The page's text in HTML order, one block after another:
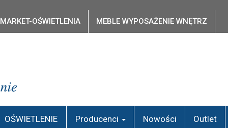
MARKET-OŚWIETLENIA MEBLE WYPOSAŻENIE WNĘTRZ
OŚWIETLENIE Producenci Nowości Outlet